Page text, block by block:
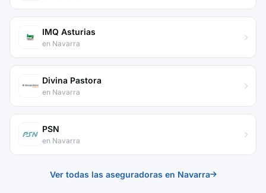
IMQ Asturias
en Navarra
Divina Pastora
en Navarra
PSN
en Navarra
Ver todas las aseguradoras en Navarra